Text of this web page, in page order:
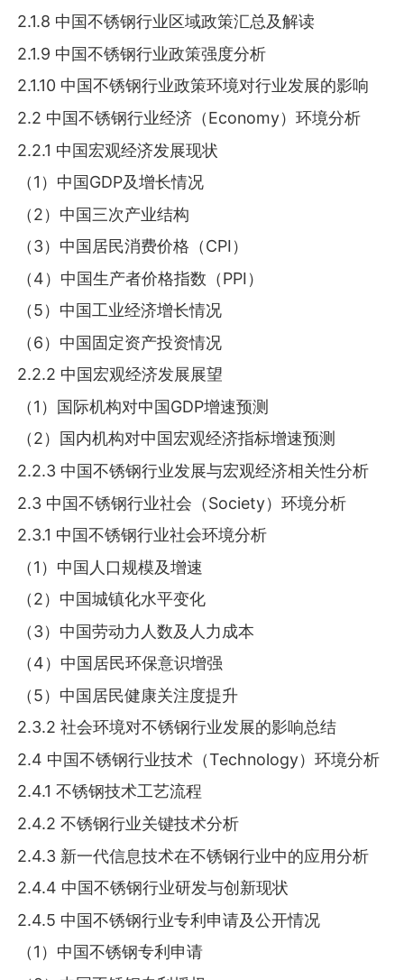
2.1.8 中国不锈钢行业区域政策汇总及解读
2.1.9 中国不锈钢行业政策强度分析
2.1.10 中国不锈钢行业政策环境对行业发展的影响
2.2 中国不锈钢行业经济（Economy）环境分析
2.2.1 中国宏观经济发展现状
（1）中国GDP及增长情况
（2）中国三次产业结构
（3）中国居民消费价格（CPI）
（4）中国生产者价格指数（PPI）
（5）中国工业经济增长情况
（6）中国固定资产投资情况
2.2.2 中国宏观经济发展展望
（1）国际机构对中国GDP增速预测
（2）国内机构对中国宏观经济指标增速预测
2.2.3 中国不锈钢行业发展与宏观经济相关性分析
2.3 中国不锈钢行业社会（Society）环境分析
2.3.1 中国不锈钢行业社会环境分析
（1）中国人口规模及增速
（2）中国城镇化水平变化
（3）中国劳动力人数及人力成本
（4）中国居民环保意识增强
（5）中国居民健康关注度提升
2.3.2 社会环境对不锈钢行业发展的影响总结
2.4 中国不锈钢行业技术（Technology）环境分析
2.4.1 不锈钢技术工艺流程
2.4.2 不锈钢行业关键技术分析
2.4.3 新一代信息技术在不锈钢行业中的应用分析
2.4.4 中国不锈钢行业研发与创新现状
2.4.5 中国不锈钢行业专利申请及公开情况
（1）中国不锈钢专利申请